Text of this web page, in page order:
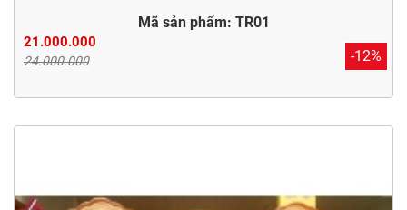
Mã sản phẩm: TR01
21.000.000
24.000.000 -12%